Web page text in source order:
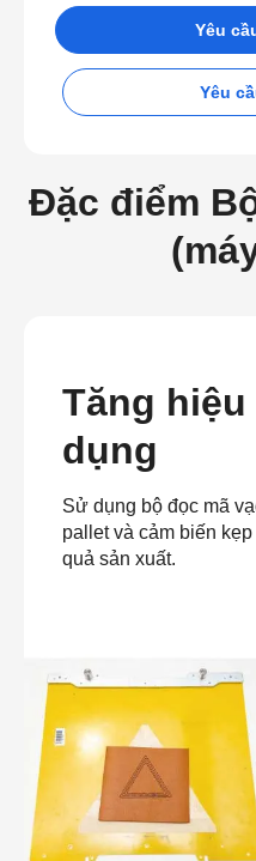
Yêu
Yêu
Đặc điểm
Tăng
dụng
Sử dụng bộ đọc mã
pallet và cảm biến
quả sản xuất.